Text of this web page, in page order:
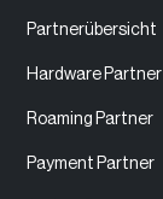
Partnerübersicht
Hardware Partner
Roaming Partner
Payment Partner